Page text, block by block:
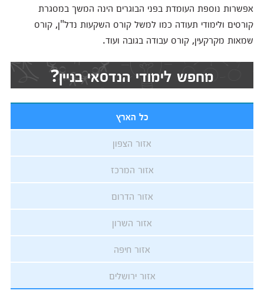
אפשרות נוספת העומדת בפני הבוגרים הינה המשך במסגרת
קורסים ולימודי תעודה כמו למשל קורס השקעות נדל"ן, קורס
שמאות מקרקעין, קורס עבודה בגובה ועוד.
מחפש לימודי הנדסאי בניין?
כל הארץ
אזור הצפון
אזור המרכז
אזור הדרום
אזור השרון
אזור חיפה
אזור ירושלים